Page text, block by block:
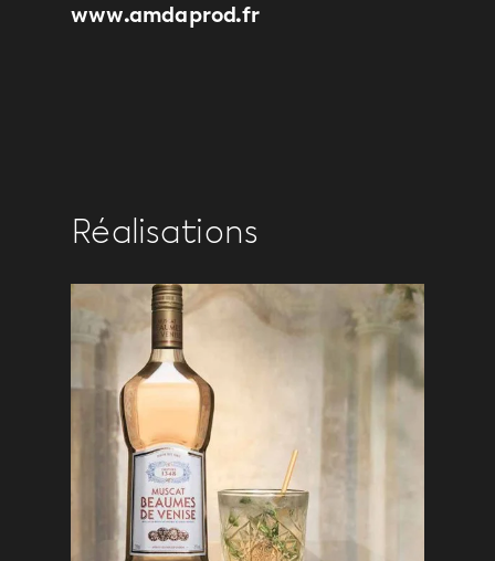
www.amdaprod.fr
Réalisations
30400 Villeneuve-lès-Avignon
04 32 74 16 58